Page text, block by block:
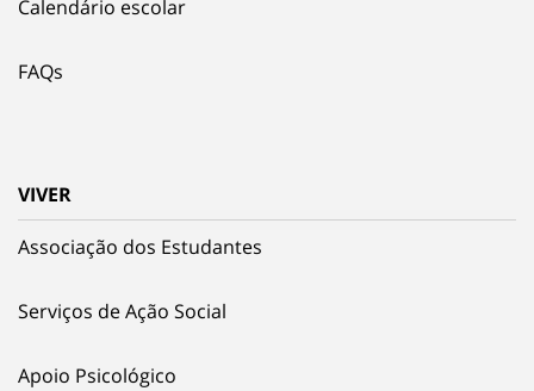
Calendário escolar
FAQs
VIVER
Associação dos Estudantes
Serviços de Ação Social
Apoio Psicológico